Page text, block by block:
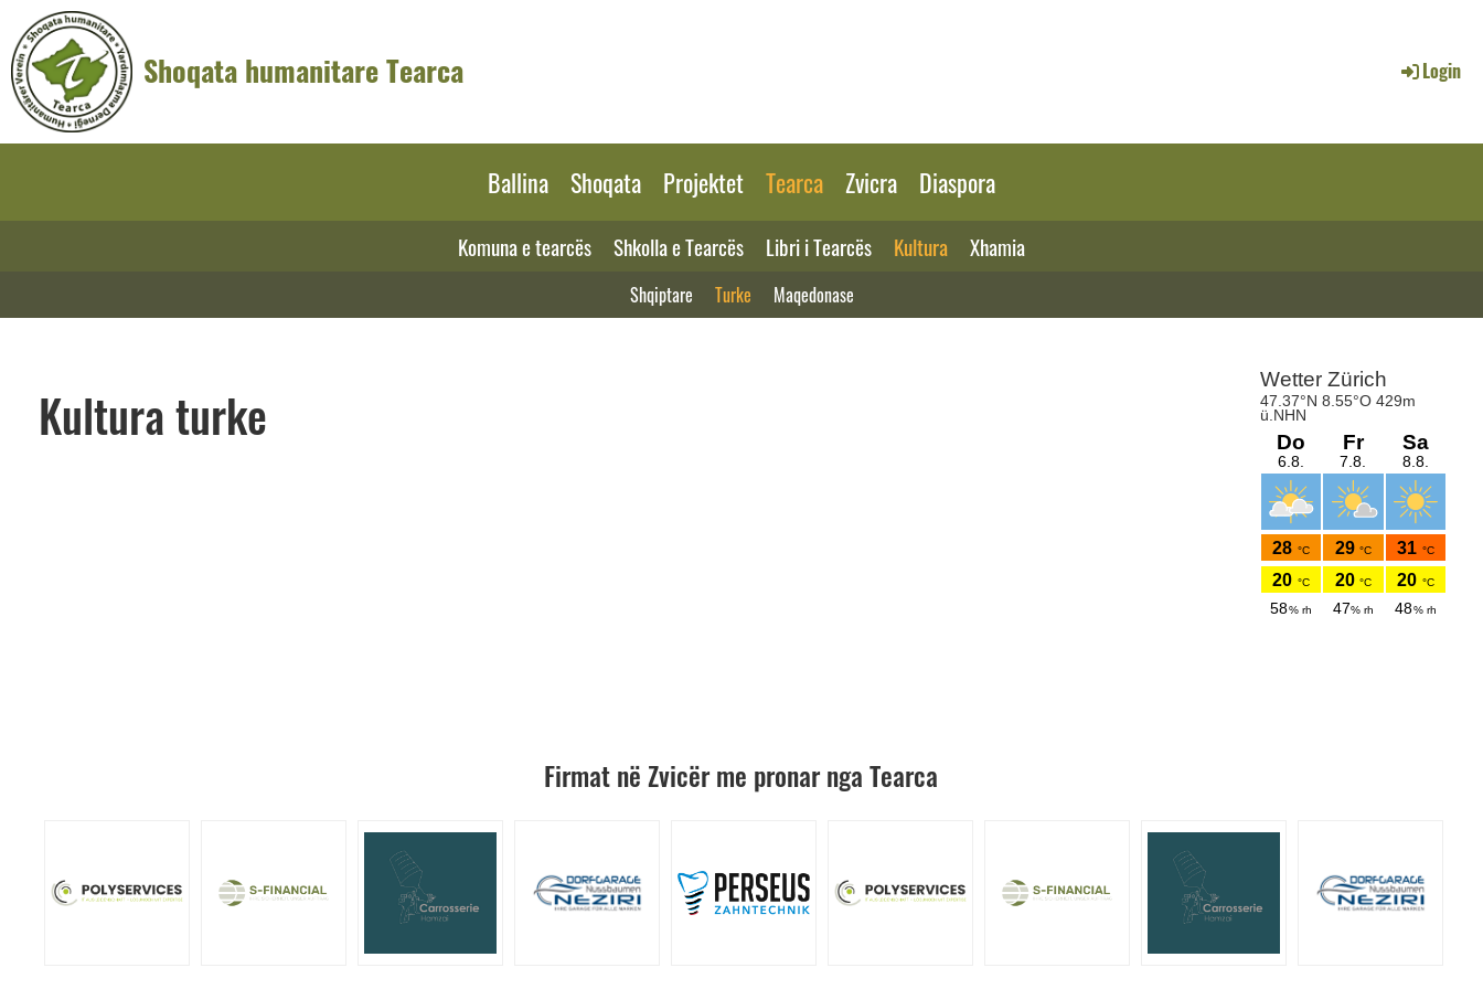
Shoqata humanitare Tearca Login
Ballina Shoqata Projektet Tearca Zvicra Diaspora
Komuna e tearcës Shkolla e Tearcës Libri i Tearcës Kultura Xhamia
Shqiptare Turke Maqedonase
Kultura turke
Firmat në Zvicër me pronar nga Tearca